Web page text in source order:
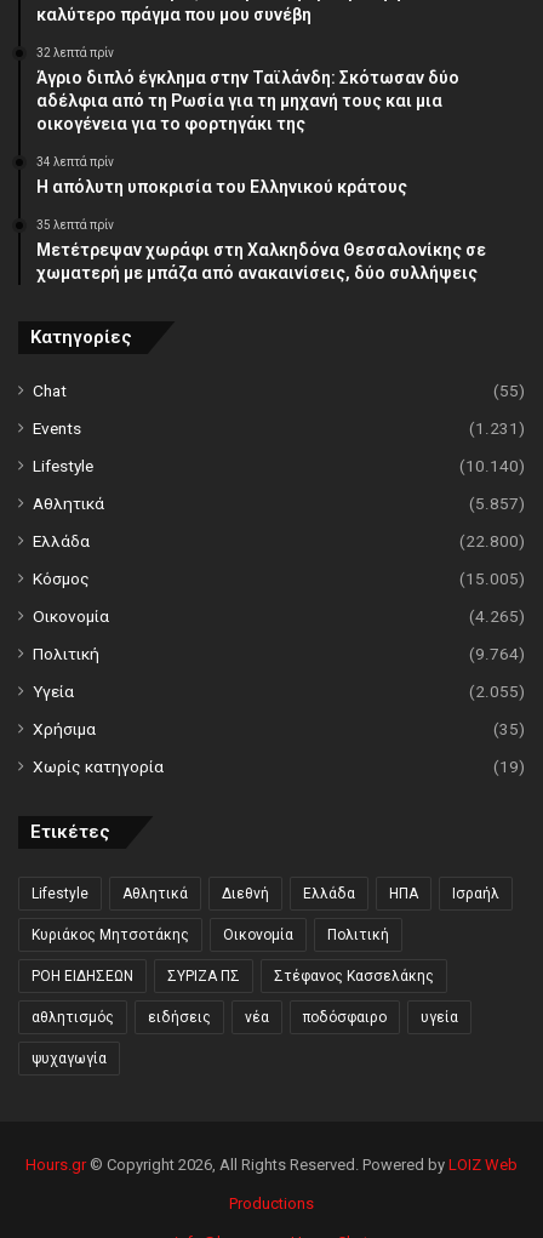
καλύτερο πράγμα που μου συνέβη
32 λεπτά πρίν
Άγριο διπλό έγκλημα στην Ταϊλάνδη: Σκότωσαν δύο
αδέλφια από τη Ρωσία για τη μηχανή τους και μια
οικογένεια για το φορτηγάκι της
34 λεπτά πρίν
Η απόλυτη υποκρισία του Ελληνικού κράτους
35 λεπτά πρίν
Μετέτρεψαν χωράφι στη Χαλκηδόνα Θεσσαλονίκης σε
χωματερή με μπάζα από ανακαινίσεις, δύο συλλήψεις
Κατηγορίες
Chat
(55)
Events
(1.231)
Lifestyle
(10.140)
Αθλητικά
(5.857)
Ελλάδα
(22.800)
Κόσμος
(15.005)
Οικονομία
(4.265)
Πολιτική
(9.764)
Υγεία
(2.055)
Χρήσιμα
(35)
Χωρίς κατηγορία
(19)
Ετικέτες
Lifestyle Αθλητικά Διεθνή Ελλάδα ΗΠΑ Ισραήλ
Κυριάκος Μητσοτάκης Οικονομία Πολιτική
ΡΟΗ ΕΙΔΗΣΕΩΝ ΣΥΡΙΖΑ ΠΣ Στέφανος Κασσελάκης
αθλητισμός ειδήσεις νέα ποδόσφαιρο υγεία
ψυχαγωγία
Hours.gr© Copyright 2026, All Rights Reserved. Powered by LOIZ Web
Productions